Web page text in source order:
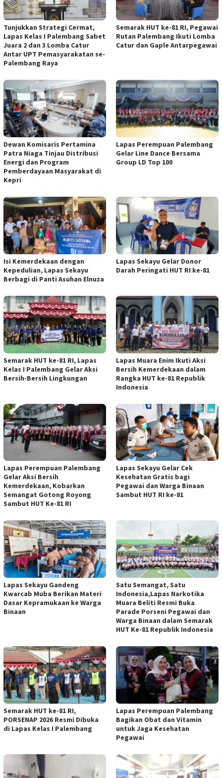
Tunjukkan Strategi Cermat,
Lapas Kelas I Palembang Sabet
Juara 2 dan 3 Lomba Catur
Antar UPT Pemasyarakatan se-
Palembang Raya
Semarak HUT ke-81 RI, Pegawai
Rutan Palembang Ikuti Lomba
Catur dan Gaple Antarpegawai
Dewan Komisaris Pertamina
Patra Niaga Tinjau Distribusi
Energi dan Program
Pemberdayaan Masyarakat di
Kepri
Lapas Perempuan Palembang
Gelar Line Dance Bersama
Group LD Top 100
Isi Kemerdekaan dengan
Kepedulian, Lapas Sekayu
Berbagi di Panti Asuhan Elnuza
Lapas Sekayu Gelar Donor
Darah Peringati HUT RI ke-81
Semarak HUT ke-81 RI, Lapas
Kelas I Palembang Gelar Aksi
Bersih-Bersih Lingkungan
Lapas Muara Enim Ikuti Aksi
Bersih Kemerdekaan dalam
Rangka HUT ke-81 Republik
Indonesia
Lapas Perempuan Palembang
Gelar Aksi Bersih
Kemerdekaan, Kobarkan
Semangat Gotong Royong
Sambut HUT Ke-81 RI
Lapas Sekayu Gelar Cek
Kesehatan Gratis bagi
Pegawai dan Warga Binaan
Sambut HUT RI ke-81
Lapas Sekayu Gandeng
Kwarcab Muba Berikan Materi
Dasar Kepramukaan ke Warga
Binaan
Satu Semangat, Satu
Indonesia,Lapas Narkotika
Muara Beliti Resmi Buka
Parade Porseni Pegawai dan
Warga Binaan dalam Semarak
HUT Ke-81 Republik Indonesia
Semarak HUT ke-81 RI,
PORSENAP 2026 Resmi Dibuka
di Lapas Kelas I Palembang
Lapas Perempuan Palembang
Bagikan Obat dan Vitamin
untuk Jaga Kesehatan
Pegawai